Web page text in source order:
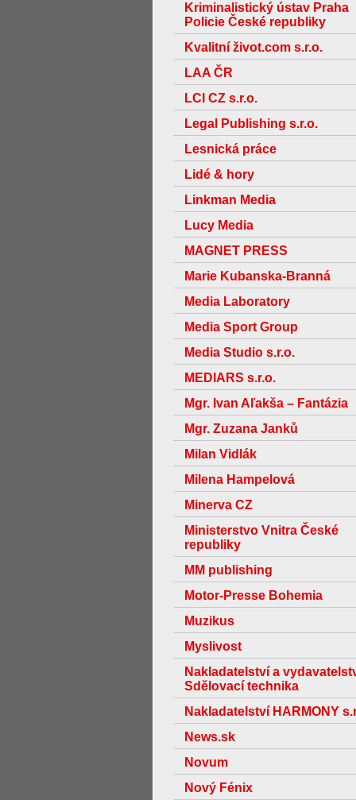
Kriminalistický ústav Praha
Policie České republiky
Kvalitní život.com s.r.o.
LAA ČR
LCI CZ s.r.o.
Legal Publishing s.r.o.
Lesnická práce
Lidé & hory
Linkman Media
Lucy Media
MAGNET PRESS
Marie Kubanska-Branná
Media Laboratory
Media Sport Group
Media Studio s.r.o.
MEDIARS s.r.o.
Mgr. Ivan Aľakša – Fantázia
Mgr. Zuzana Janků
Milan Vidlák
Milena Hampelová
Minerva CZ
Ministerstvo Vnitra České
republiky
MM publishing
Motor-Presse Bohemia
Muzikus
Myslivost
Nakladatelství a
Sdělovací technika
Nakladatelství HARMONY
News.sk
Novum
Nový Fénix